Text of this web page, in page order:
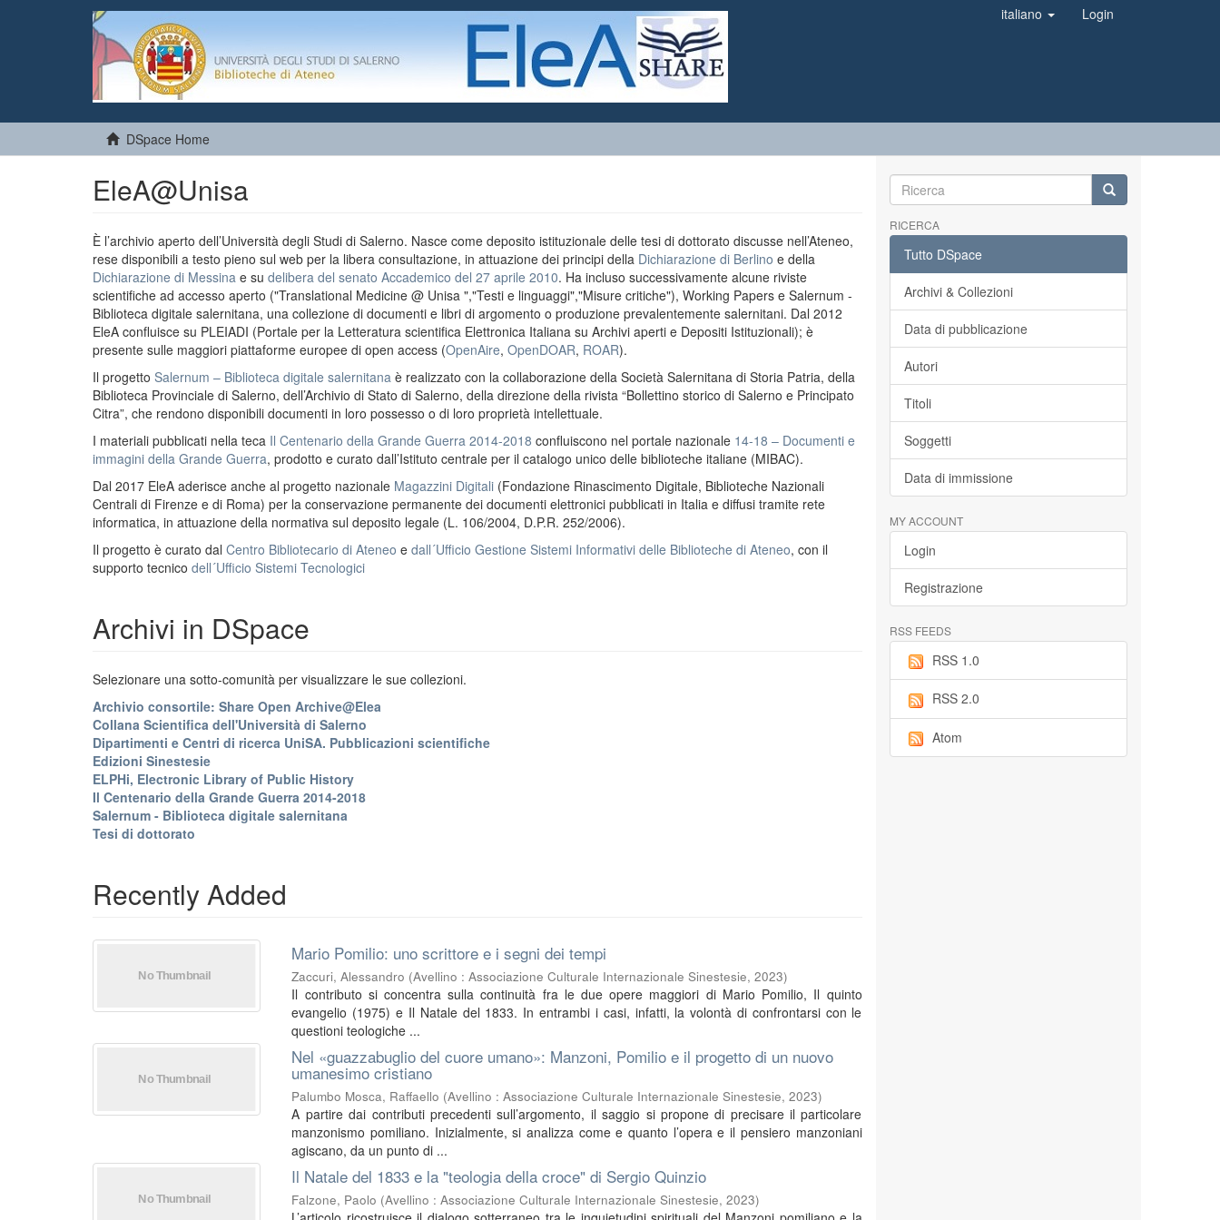
italiano Login
DSpace Home
EleA@Unisa
È l’archivio aperto dell’Università degli Studi di Salerno. Nasce come deposito istituzionale delle tesi di dottorato discusse nell’Ateneo,
rese disponibili a testo pieno sul web per la libera consultazione, in attuazione dei principi della Dichiarazione di Berlino e della
Dichiarazione di Messina e su delibera del senato Accademico del 27 aprile 2010. Ha incluso successivamente alcune riviste
scientifiche ad accesso aperto ("Translational Medicine @ Unisa ","Testi e linguaggi","Misure critiche"), Working Papers e Salernum -
Biblioteca digitale salernitana, una collezione di documenti e libri di argomento o produzione prevalentemente salernitani. Dal 2012
EleA confluisce su PLEIADI (Portale per la Letteratura scientifica Elettronica Italiana su Archivi aperti e Depositi Istituzionali); è
presente sulle maggiori piattaforme europee di open access (OpenAire, OpenDOAR, ROAR).
Il progetto Salernum – Biblioteca digitale salernitana è realizzato con la collaborazione della Società Salernitana di Storia Patria, della
Biblioteca Provinciale di Salerno, dell’Archivio di Stato di Salerno, della direzione della rivista “Bollettino storico di Salerno e Principato
Citra”, che rendono disponibili documenti in loro possesso o di loro proprietà intellettuale.
I materiali pubblicati nella teca Il Centenario della Grande Guerra 2014-2018 confluiscono nel portale nazionale 14-18 – Documenti e
immagini della Grande Guerra, prodotto e curato dall’Istituto centrale per il catalogo unico delle biblioteche italiane (MIBAC).
Dal 2017 EleA aderisce anche al progetto nazionale Magazzini Digitali (Fondazione Rinascimento Digitale, Biblioteche Nazionali
Centrali di Firenze e di Roma) per la conservazione permanente dei documenti elettronici pubblicati in Italia e diffusi tramite rete
informatica, in attuazione della normativa sul deposito legale (L. 106/2004, D.P.R. 252/2006).
Il progetto è curato dal Centro Bibliotecario di Ateneo e dall´Ufficio Gestione Sistemi Informativi delle Biblioteche di Ateneo, con il
supporto tecnico dell´Ufficio Sistemi Tecnologici
Archivi in DSpace
Selezionare una sotto-comunità per visualizzare le sue collezioni.
Archivio consortile: Share Open Archive@Elea
Collana Scientifica dell'Università di Salerno
Dipartimenti e Centri di ricerca UniSA. Pubblicazioni scientifiche
Edizioni Sinestesie
ELPHi, Electronic Library of Public History
Il Centenario della Grande Guerra 2014-2018
Salernum - Biblioteca digitale salernitana
Tesi di dottorato
Recently Added
Mario Pomilio: uno scrittore e i segni dei tempi
Zaccuri, Alessandro (Avellino : Associazione Culturale Internazionale Sinestesie,2023)
Il contributo si concentra sulla continuità fra le due opere maggiori di Mario Pomilio, Il quinto
evangelio (1975) e Il Natale del 1833. In entrambi i casi, infatti, la volontà di confrontarsi con le
questioni teologiche ...
Nel «guazzabuglio del cuore umano»: Manzoni, Pomilio e il progetto di un nuovo
umanesimo cristiano
Palumbo Mosca, Raffaello (Avellino : Associazione Culturale Internazionale Sinestesie,2023)
A partire dai contributi precedenti sull’argomento, il saggio si propone di precisare il particolare
manzonismo pomiliano. Inizialmente, si analizza come e quanto l’opera e il pensiero manzoniani
agiscano, da un punto di ...
Il Natale del 1833 e la "teologia della croce" di Sergio Quinzio
Falzone, Paolo (Avellino : Associazione Culturale Internazionale Sinestesie,2023)
RICERCA
Tutto DSpace
Archivi & Collezioni
Data di pubblicazione
Autori
Titoli
Soggetti
Data di immissione
MY ACCOUNT
Login
Registrazione
RSS FEEDS
RSS 1.0
RSS 2.0
Atom